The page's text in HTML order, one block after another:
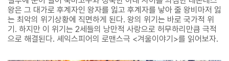
왕은 그 대가로 후계자인 왕자를 잃고 후계자를 낳아 줄 왕비마저 잃
는 최악의 위기상황에 직면하게 된다. 왕의 위기는 바로 국가적 위
기. 하지만 이 위기는 2세들의 낭만적 사랑으로 허무하리만큼 극적
으로 해결된다. 셰익스피어의 로맨스극 <겨울이야기>를 읽어보자.